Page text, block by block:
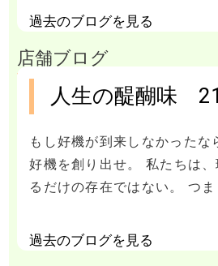
過去のブログを見る
店舗ブログ
人生の醍醐味
もし好機が到来しなかったな
好機を創り出せ。 私たちは
るだけの存在ではない。 つ
過去のブログを見る